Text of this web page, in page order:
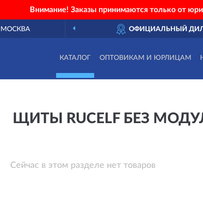
Внимание! Заказы принимаются только от
МОСКВА ОФИЦИАЛЬНЫЙ
КАТАЛОГ ОПТОВИКАМ И ЮРЛИЦАМ
ЩИТЫ RUCELF БЕЗ
Сейчас в этом разделе нет товаров